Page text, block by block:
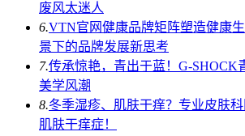
废风太迷人
6.VTN官网健康品牌矩阵塑造健康
景下的品牌发展新思考
7.传承惊艳，青出于蓝！G-SHOCK
美学风潮
8.冬季湿疹、肌肤干痒？专业皮肤
肌肤干痒症！